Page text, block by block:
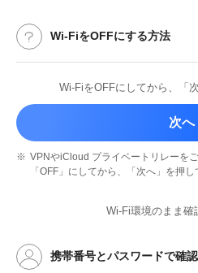
Wi-FiをOFFにする方法
Wi-FiをOFFにしてから、 「
次へ
※ VPNやiCloud プライベートリレーを
「OFF」にしてから、
「次へ」を押
Wi-Fi環境のまま確
携帯番号とパスワードで確